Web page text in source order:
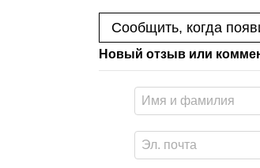
Сообщить, когда
Новый отзыв или